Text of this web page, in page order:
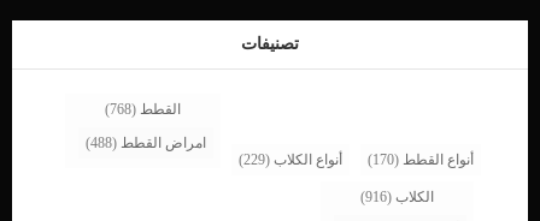
تصنيفات
أنواع القطط (170) أنواع الكلاب (229)
القطط (768)
امراض القطط (488)
الكلاب (916)